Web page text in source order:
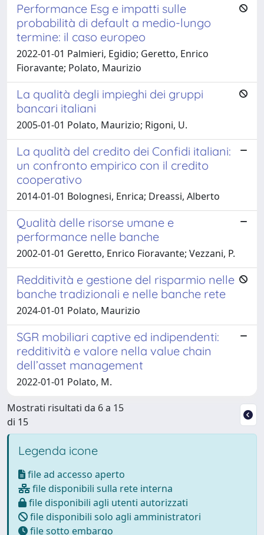
Performance Esg e impatti sulle
probabilità di default a medio-lungo
termine: il caso europeo
2022-01-01 Palmieri, Egidio; Geretto, Enrico
Fioravante; Polato, Maurizio
La qualità degli impieghi dei gruppi
bancari italiani
2005-01-01 Polato, Maurizio; Rigoni, U.
La qualità del credito dei Confidi italiani:
un confronto empirico con il credito
cooperativo
2014-01-01 Bolognesi, Enrica; Dreassi, Alberto
Qualità delle risorse umane e
performance nelle banche
2002-01-01 Geretto, Enrico Fioravante; Vezzani, P.
Redditività e gestione del risparmio nelle
banche tradizionali e nelle banche rete
2024-01-01 Polato, Maurizio
SGR mobiliari captive ed indipendenti:
redditività e valore nella value chain
dell’asset management
2022-01-01 Polato, M.
Mostrati risultati da 6 a 15
di 15
Legenda icone
file ad accesso aperto
file disponibili sulla rete interna
file disponibili agli utenti autorizzati
file disponibili solo agli amministratori
file sotto embargo